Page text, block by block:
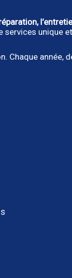
services unique
Chaque année,